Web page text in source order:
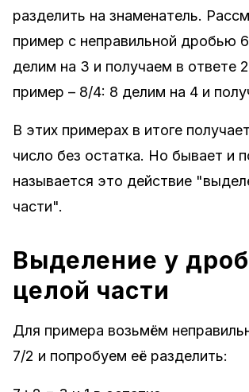
разделить на знаменатель.
пример с неправильной дробью
делим на 3 и получаем в ответе
пример – 8/4: 8 делим на 4 и
В этих примерах в итоге
число без остатка. Но бывает и
называется это действие
части".
Выделение у
целой части
Для примера возьмём
7/2 и попробуем её разделить: